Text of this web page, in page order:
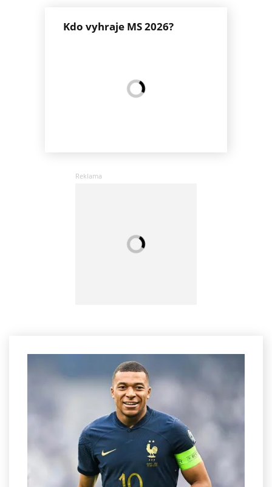
Kdo vyhraje MS 2026?